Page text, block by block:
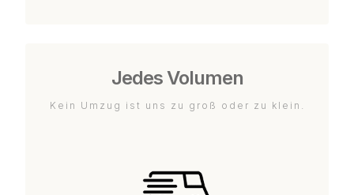
Jedes Volumen
Kein Umzug ist uns zu groß oder zu klein.